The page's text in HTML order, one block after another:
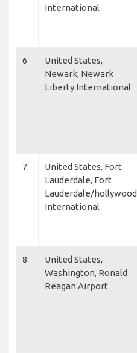
International
6
United States,
Newark, Newark
Liberty International
7
United States, Fort
Lauderdale, Fort
Lauderdale/hollywood
International
8
United States,
Washington, Ronald
Reagan Airport